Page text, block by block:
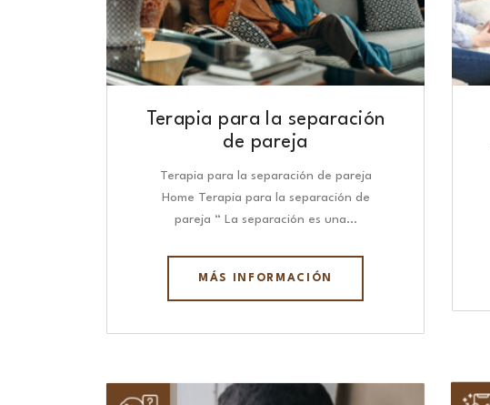
Terapia para la separación
de pareja
Terapia para la separación de pareja
Home Terapia para la separación de
pareja “ La separación es una…
MÁS INFORMACIÓN